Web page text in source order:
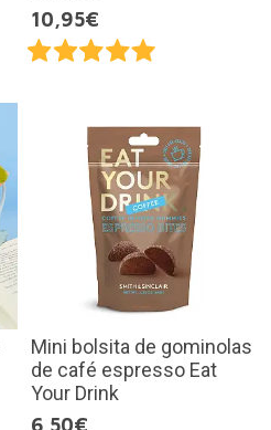
10,95€
Mini bolsita de gominolas
de café espresso Eat
Your Drink
6,50€